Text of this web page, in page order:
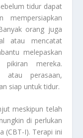
tidur dapat
mempersiapkan
orang juga
atau mencatat
melepaskan
pikiran mereka.
atau perasaan,
siap untuk tidur.
meskipun telah
di perlukan
(CBT-I). Terapi ini